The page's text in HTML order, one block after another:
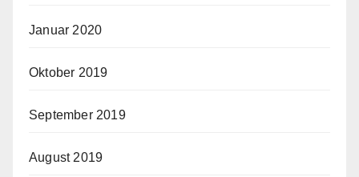
Januar 2020
Oktober 2019
September 2019
August 2019